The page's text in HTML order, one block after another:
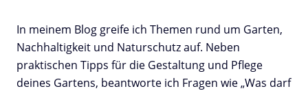
In meinem Blog greife ich Themen rund um Garten,
Nachhaltigkeit und Naturschutz auf. Neben
praktischen Tipps für die Gestaltung und Pflege
deines Gartens, beantworte ich Fragen wie „Was darf